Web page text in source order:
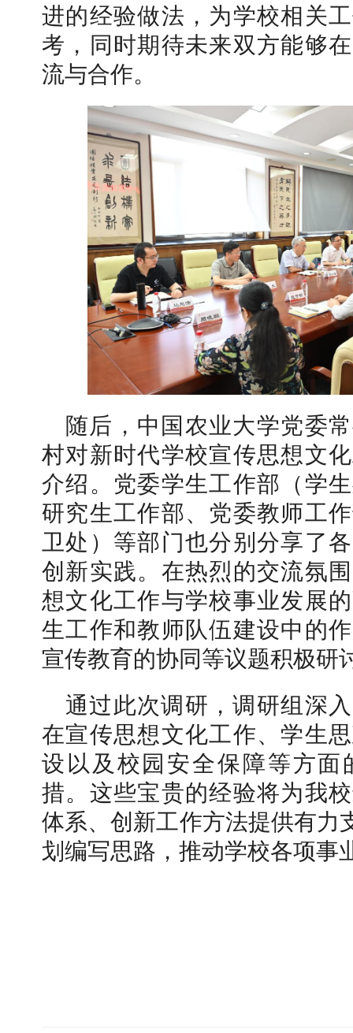
进的经验做法，为学校相关
考，同时期待未来双方能够
流与合作。
随后，中国农业大学党委
村对新时代学校宣传思想文
介绍。党委学生工作部（学
研究生工作部、党委教师工
卫处）等部门也分别分享了
创新实践。在热烈的交流氛
想文化工作与学校事业发展
生工作和教师队伍建设中的
宣传教育的协同等议题积极研
通过此次调研，调研组深
在宣传思想文化工作、学生
设以及校园安全保障等方面
措。这些宝贵的经验将为我
体系、创新工作方法提供有力
划编写思路，推动学校各项事